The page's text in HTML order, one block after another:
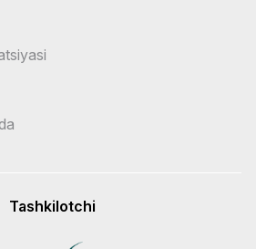
Tashkilotchi